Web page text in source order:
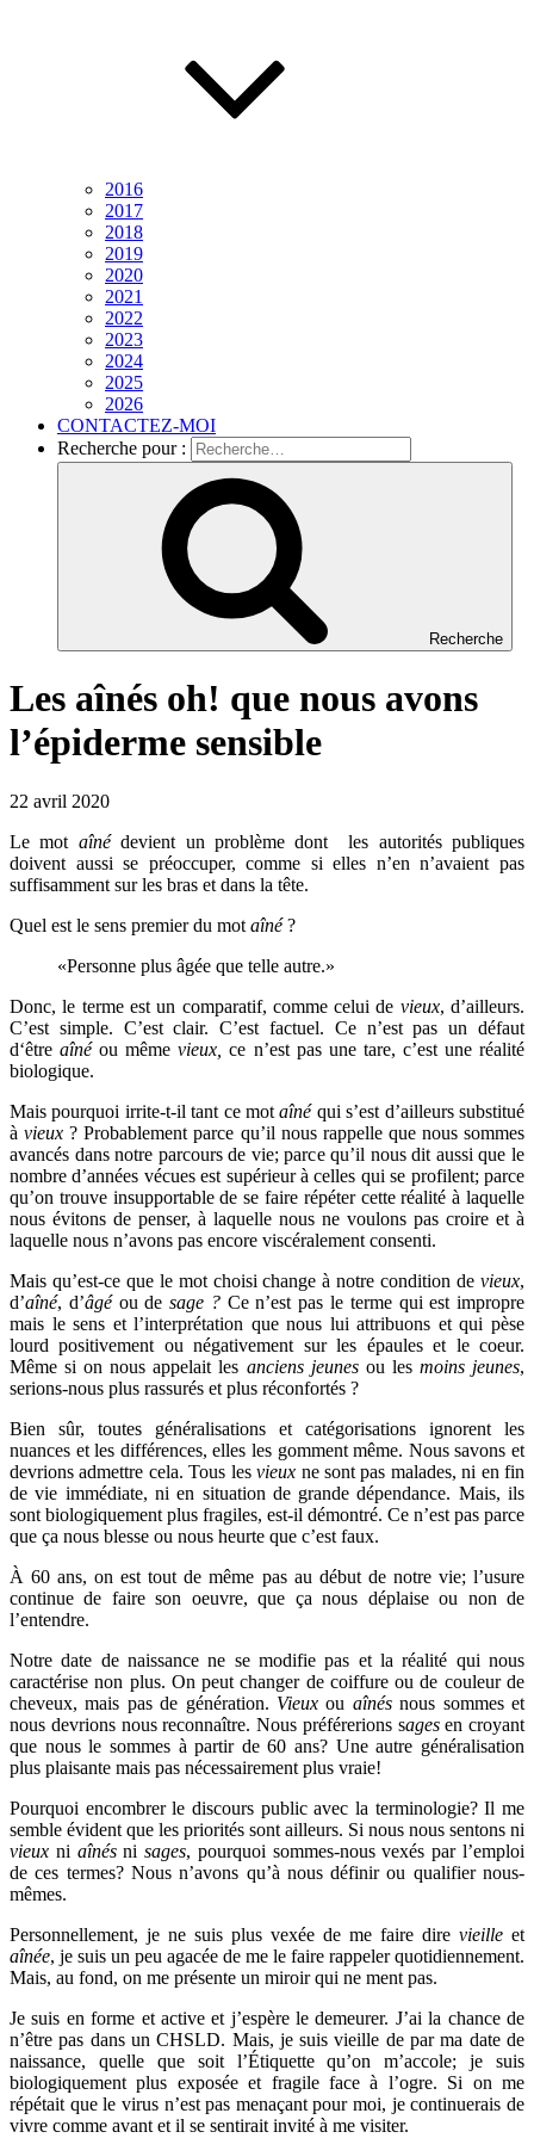
2016
2017
2018
2019
2020
2021
2022
2023
2024
2025
2026
CONTACTEZ-MOI
Recherche pour :
Recherche
Les aînés oh! que nous avons
l’épiderme sensible
22 avril 2020
Le mot aînédevient un problème dont les autorités publiques
doivent aussi se préoccuper, comme si elles n’en n’avaient pas
suffisamment sur les bras et dans la tête.
Quel est le sens premier du mot aîné?
«Personne plus âgée que telle autre.»
Donc, le terme est un comparatif, comme celui de vieux, d’ailleurs.
C’est simple. C’est clair. C’est factuel. Ce n’est pas un défaut
d‘êtreaînéou mêmevieux,ce n’est pas une tare, c’est une réalité
biologique.
Mais pourquoi irrite-t-il tant ce motaîné qui s’est d’ailleurs substitué
àvieux? Probablement parce qu’il nous rappelle que nous sommes
avancés dans notre parcours de vie; parce qu’il nous dit aussi que le
nombre d’années vécues est supérieur à celles qui se profilent; parce
qu’on trouve insupportable de se faire répéter cette réalité à laquelle
nous évitons de penser, à laquelle nous ne voulons pas croire et à
laquelle nous n’avons pas encore viscéralement consenti.
Mais qu’est-ce que le mot choisi change à notre condition de vieux,
d’aîné, d’âgé ou desage ? Ce n’est pas le terme qui est impropre
mais le sens et l’interprétation que nous lui attribuons et qui pèse
lourd positivement ou négativement sur les épaules et le coeur.
Même si on nous appelait les anciens jeunes ou les moins jeunes,
serions-nous plus rassurés et plus réconfortés ?
Bien sûr, toutes généralisations et catégorisations ignorent les
nuances et les différences, elles les gomment même. Nous savons et
devrions admettre cela. Tous lesvieux ne sont pas malades, ni en fin
de vie immédiate, ni en situation de grande dépendance. Mais, ils
sont biologiquement plus fragiles, est-il démontré. Ce n’est pas parce
que ça nous blesse ou nous heurte que c’est faux.
À 60 ans, on est tout de même pas au début de notre vie; l’usure
continue de faire son oeuvre, que ça nous déplaise ou non de
l’entendre.
Notre date de naissance ne se modifie pas et la réalité qui nous
caractérise non plus. On peut changer de coiffure ou de couleur de
cheveux, mais pas de génération. Vieux ou aînésnous sommes et
nous devrions nous reconnaître. Nous préférerions sagesen croyant
que nous le sommes à partir de 60 ans? Une autre généralisation
plus plaisante mais pas nécessairement plus vraie!
Pourquoi encombrer le discours public avec la terminologie? Il me
semble évident que les priorités sont ailleurs. Si nous nous sentons ni
vieux ni aînésnisages, pourquoi sommes-nous vexés par l’emploi
de ces termes? Nous n’avons qu’à nous définir ou qualifier nous-
mêmes.
Personnellement, je ne suis plus vexée de me faire dire vieille et
aînée, je suis un peu agacée de me le faire rappeler quotidiennement.
Mais, au fond, on me présente un miroir qui ne ment pas.
Je suis en forme et active et j’espère le demeurer. J’ai la chance de
n’être pas dans un CHSLD. Mais, je suis vieille de par ma date de
naissance, quelle que soit l’Étiquette qu’on m’accole; je suis
biologiquement plus exposée et fragile face à l’ogre. Si on me
répétait que le virus n’est pas menaçant pour moi, je continuerais de
vivre comme avant et il se sentirait invité à me visiter.